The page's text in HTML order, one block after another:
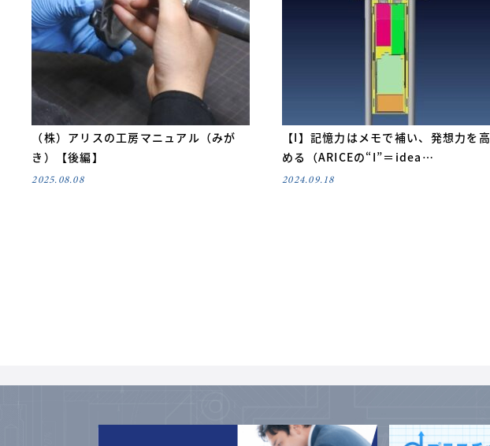
（株）アリスの工房マニュアル（みが
き）【後編】
2025.08.08
【I】記憶力はメモで補い、発想力を高
める（ARICEの“I”＝idea…
2024.09.18